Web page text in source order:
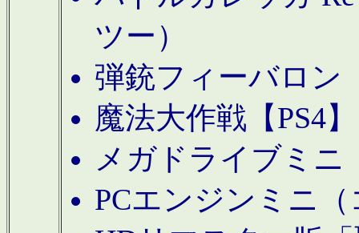
ツー）
弾銃フィーバロン
魔法大作戦【PS4
メガドライブミニ
PCエンジンミニ